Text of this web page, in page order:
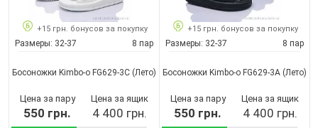
+15 грн. бонусов за покупку
Размеры: 32-37 8 пар
Босоножки Kimbo-o FG629-3C (Лето)
Цена за пару
550 грн.
Цена за ящик
4 400 грн.
+15 грн. бонусов за покупку
Размеры: 32-37 8 пар
Босоножки Kimbo-o FG629-3A (Лето)
Цена за пару
550 грн.
Цена за ящик
4 400 грн.